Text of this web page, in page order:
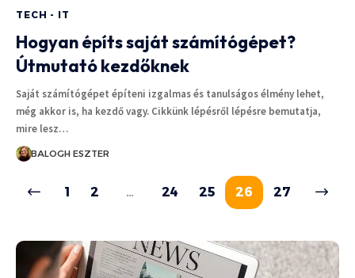
TECH - IT
Hogyan építs saját számítógépet?
Útmutató kezdőknek
Saját számítógépet építeni izgalmas és tanulságos élmény lehet,
még akkor is, ha kezdő vagy. Cikkünk lépésről lépésre bemutatja,
mire lesz…
BALOGH ESZTER
1 2 … 24 25 26 27